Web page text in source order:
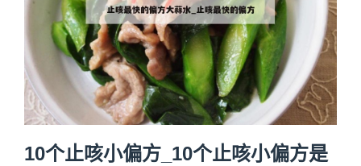
10个止咳小偏方_10个止咳小偏方是